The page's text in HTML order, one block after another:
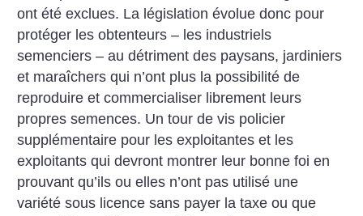
ont été exclues. La législation évolue donc pour
protéger les obtenteurs – les industriels
semenciers – au détriment des paysans, jardiniers
et maraîchers qui n’ont plus la possibilité de
reproduire et commercialiser librement leurs
propres semences. Un tour de vis policier
supplémentaire pour les exploitantes et les
exploitants qui devront montrer leur bonne foi en
prouvant qu’ils ou elles n’ont pas utilisé une
variété sous licence sans payer la taxe ou que